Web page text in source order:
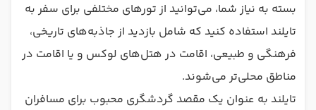
بسته به نیاز شما، می‌توانید از تورهای مختلفی برای سفر به
تایلند استفاده کنید که شامل بازدید از جاذبه‌های تاریخی،
فرهنگی و طبیعی، اقامت در هتل‌های لوکس و یا اقامت در
مناطق محلی‌تر می‌شوند.
تایلند به عنوان یک مقصد گردشگری محبوب برای مسافران